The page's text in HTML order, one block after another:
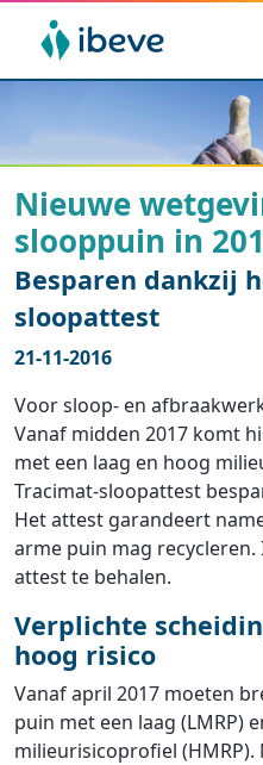
Nieuwe
slooppuin in
Besparen dankzij
sloopattest
21-11-2016
Voor sloop- en
Vanaf midden 2017 komt
met een laag en hoog
Tracimat-sloopattest
Het attest garandeert
arme puin mag recycleren.
attest te behalen.
Verplichte
hoog risico
Vanaf april 2017 moeten
puin met een laag (LMRP)
milieurisicoprofiel